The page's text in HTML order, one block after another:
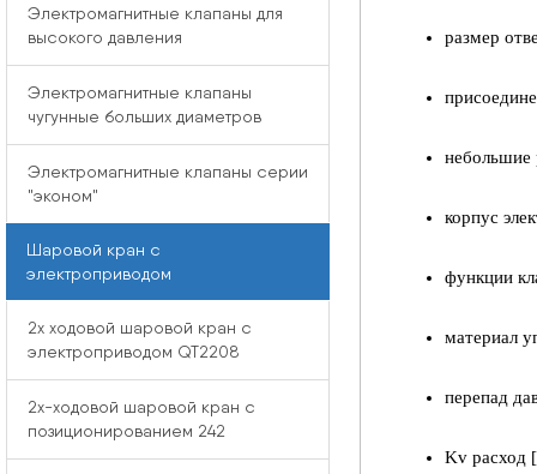
размер
небольшие
корпус
функции
материал
перепад
Kv расход
Электромагнитные клапаны для
высокого давления
Электромагнитные клапаны
чугунные больших диаметров
Электромагнитные клапаны серии
"эконом"
Шаровой кран с
электроприводом
2x ходовой шаровой кран с
электроприводом QT2208
2x-ходовой шаровой кран с
позиционированием 242